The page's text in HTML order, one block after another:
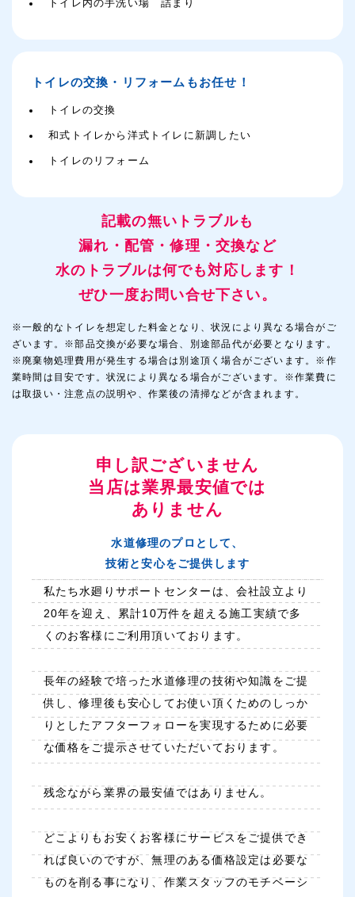
トイレ内の手洗い場 詰まり
トイレの交換・リフォームもお任せ！
トイレの交換
和式トイレから洋式トイレに新調したい
トイレのリフォーム
記載の無いトラブルも
漏れ・配管・修理・交換など
水のトラブルは何でも対応します！
ぜひ一度お問い合せ下さい。
※一般的なトイレを想定した料金となり、状況により異なる場合がご
ざいます。※部品交換が必要な場合、別途部品代が必要となります。
※廃棄物処理費用が発生する場合は別途頂く場合がございます。※作
業時間は目安です。状況により異なる場合がございます。※作業費に
は取扱い・注意点の説明や、作業後の清掃などが含まれます。
申し訳ございません
当店は業界最安値では
ありません
水道修理のプロとして、
技術と安心をご提供します
私たち水廻りサポートセンターは、会社設立より
20年を迎え、累計10万件を超える施工実績で多
くのお客様にご利用頂いております。
長年の経験で培った水道修理の技術や知識をご提
供し、修理後も安心してお使い頂くためのしっか
りとしたアフターフォローを実現するために必要
な価格をご提示させていただいております。
残念ながら業界の最安値ではありません。
どこよりもお安くお客様にサービスをご提供でき
れば良いのですが、無理のある価格設定は必要な
ものを削る事になり、作業スタッフのモチベーシ